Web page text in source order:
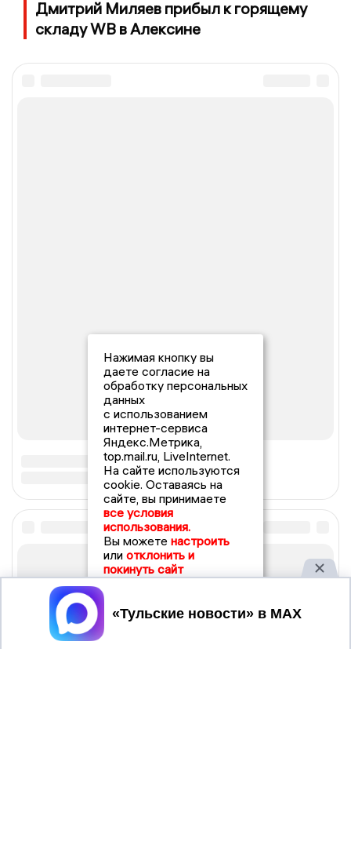
Дмитрий Миляев прибыл к горящему
складу WB в Алексине
Нажимая кнопку вы
даете согласие на
обработку персональных
данных
с использованием
интернет-сервиса
Яндекс.Метрика,
top.mail.ru, LiveInternet.
На сайте используются
cookie. Оставаясь на
сайте, вы принимаете
все условия
использования.
Вы можете настроить
или отклонить и
покинуть сайт
Принять